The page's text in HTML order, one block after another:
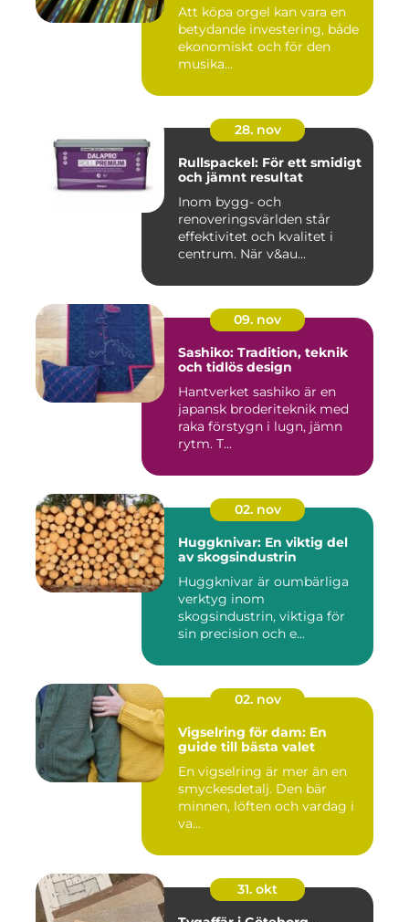
Att köpa orgel kan vara en
betydande investering, både
ekonomiskt och för den
musika...
28. nov
Rullspackel: För ett smidigt
och jämnt resultat
Inom bygg- och
renoveringsvärlden står
effektivitet och kvalitet i
centrum. När v&au...
09. nov
Sashiko: Tradition, teknik
och tidlös design
Hantverket sashiko är en
japansk broderiteknik med
raka förstygn i lugn, jämn
rytm. T...
02. nov
Huggknivar: En viktig del
av skogsindustrin
Huggknivar är oumbärliga
verktyg inom
skogsindustrin, viktiga för
sin precision och e...
02. nov
Vigselring för dam: En
guide till bästa valet
En vigselring är mer än en
smyckesdetalj. Den bär
minnen, löften och vardag i
va...
31. okt